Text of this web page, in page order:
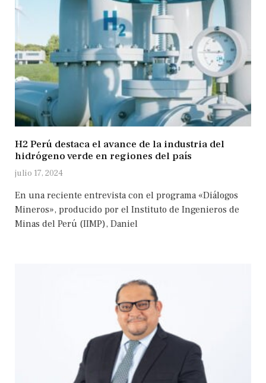
H2 Perú destaca el avance de la industria del
hidrógeno verde en regiones del país
julio 17, 2024
En una reciente entrevista con el programa «Diálogos
Mineros», producido por el Instituto de Ingenieros de
Minas del Perú (IIMP), Daniel